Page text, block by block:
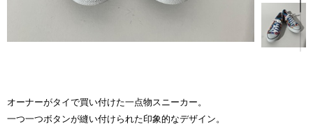
オーナーがタイで買い付けた一点物スニーカー。
一つ一つボタンが縫い付けられた印象的なデザイン。